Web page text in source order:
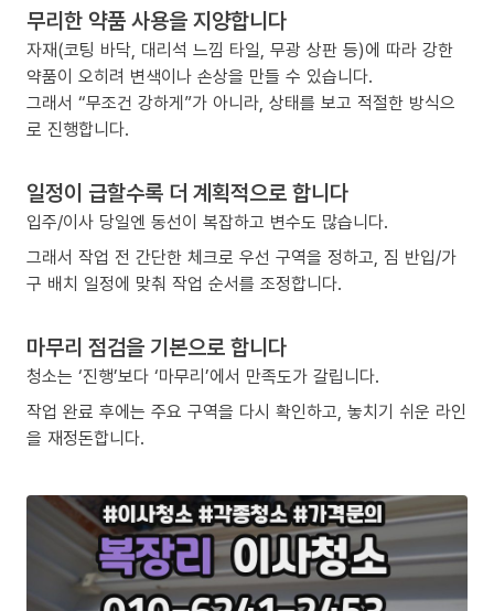
무리한 약품 사용을 지양합니다
자재(코팅 바닥, 대리석 느낌 타일, 무광 상판 등)에 따라 강한
약품이 오히려 변색이나 손상을 만들 수 있습니다.
그래서 “무조건 강하게”가 아니라, 상태를 보고 적절한 방식으
로 진행합니다.
일정이 급할수록 더 계획적으로 합니다
입주/이사 당일엔 동선이 복잡하고 변수도 많습니다.
그래서 작업 전 간단한 체크로 우선 구역을 정하고, 짐 반입/가
구 배치 일정에 맞춰 작업 순서를 조정합니다.
마무리 점검을 기본으로 합니다
청소는 ‘진행’보다 ‘마무리’에서 만족도가 갈립니다.
작업 완료 후에는 주요 구역을 다시 확인하고, 놓치기 쉬운 라인
을 재정돈합니다.